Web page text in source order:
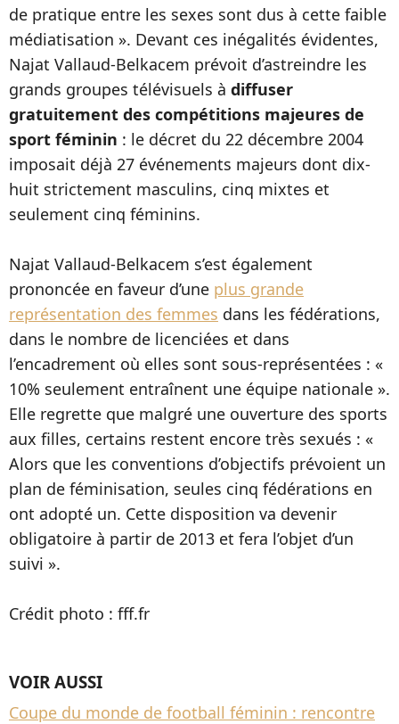
de pratique entre les sexes sont dus à cette faible
médiatisation ». Devant ces inégalités évidentes,
Najat Vallaud-Belkacem prévoit d’astreindre les
grands groupes télévisuels à diffuser
gratuitement des compétitions majeures de
sport féminin : le décret du 22 décembre 2004
imposait déjà 27 événements majeurs dont dix-
huit strictement masculins, cinq mixtes et
seulement cinq féminins.
Najat Vallaud-Belkacem s’est également
prononcée en faveur d’une plus grande
représentation des femmes dans les fédérations,
dans le nombre de licenciées et dans
l’encadrement où elles sont sous-représentées : «
10% seulement entraînent une équipe nationale ».
Elle regrette que malgré une ouverture des sports
aux filles, certains restent encore très sexués : «
Alors que les conventions d’objectifs prévoient un
plan de féminisation, seules cinq fédérations en
ont adopté un. Cette disposition va devenir
obligatoire à partir de 2013 et fera l’objet d’un
suivi ».
Crédit photo : fff.fr
VOIR AUSSI
Coupe du monde de football féminin : rencontre